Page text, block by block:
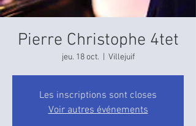
Pierre Christophe 4tet
jeu. 18 oct. Villejuif
Les inscriptions sont closes
Voir autres événements